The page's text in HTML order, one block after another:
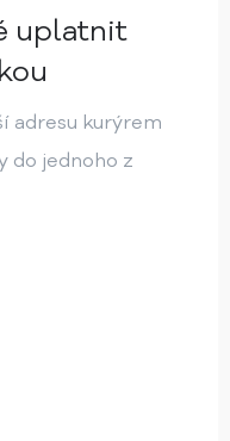
uplatnit
adresu kurýrem
do jednoho z